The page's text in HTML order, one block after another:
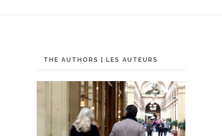
THE AUTHORS | LES AUTEURS